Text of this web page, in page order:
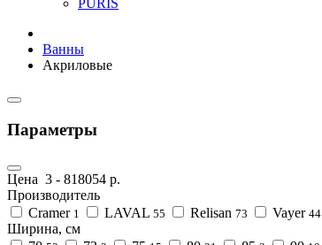
PURIS
Ванны
Акриловые
Параметры
Цена 3 - 818054 р.
Производитель
Cramer 1 LAVAL 55 Relisan 73 Vayer 44
Ширина, см